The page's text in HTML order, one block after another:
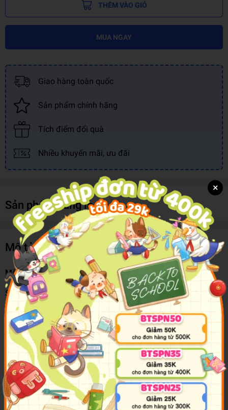
THÊM VÀO GIỎ
MUA NGAY
Giao hàng toàn quốc
Sản phẩm chính hãng
Tích điểm đổi quà
Nhiều khuyến mãi, ưu đãi
Sản phẩm cùng loại
Mô tả sản phẩm
Mắt Kính 6142-20
Sản phẩm được làm với những chất liệu tốt, thoải mái, sử
dụng được lâu dài.
Mắt kính có thiết kế đơn giản, màu sắc tươi tắn, rực rỡ phù
hợp cho không khí giáng sinh náo nhiệt.
Mang không khí tưng bừng, rộn ràng của mùa lễ hội cuối
năm đến với bạn.
Sản phẩm loại phụ kiện đắc lực mùa Noel với sự dễ thương
xinh xắn, đây sẽ là món quà được các mọi người yêu thích
×